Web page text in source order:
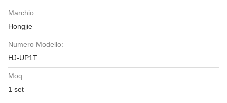
Marchio:
Hongjie
Numero Modello:
HJ-UP1T
Moq:
1 set